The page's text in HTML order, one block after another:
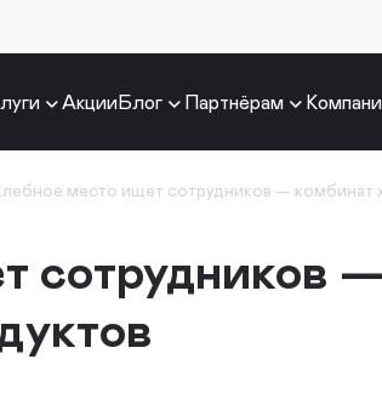
АкцииБлог Партнёрам
место ищет сотрудников — комбинат
сотрудников —